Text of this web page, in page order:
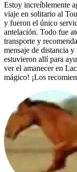
Estoy increíblemente
viaje en solitario al
y fueron el único
antelación. Todo fue
transporte y
mensaje de distancia
estuvieron allí para
ver el amanecer en
mágico! ¡Los